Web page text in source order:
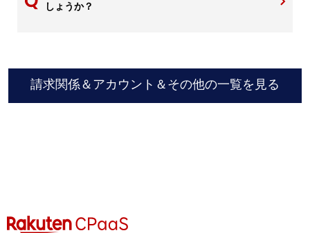
しょうか？
請求関係＆アカウント＆その他の一覧を見る